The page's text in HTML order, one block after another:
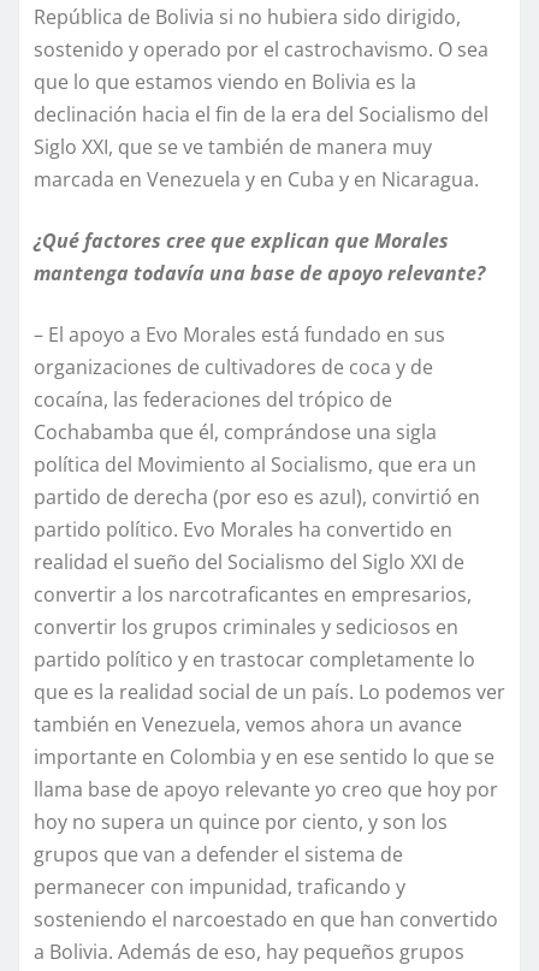
República de Bolivia si no hubiera sido dirigido,
sostenido y operado por el castrochavismo. O sea
que lo que estamos viendo en Bolivia es la
declinación hacia el fin de la era del Socialismo del
Siglo XXI, que se ve también de manera muy
marcada en Venezuela y en Cuba y en Nicaragua.
¿Qué factores cree que explican que Morales
mantenga todavía una base de apoyo relevante?
– El apoyo a Evo Morales está fundado en sus
organizaciones de cultivadores de coca y de
cocaína, las federaciones del trópico de
Cochabamba que él, comprándose una sigla
política del Movimiento al Socialismo, que era un
partido de derecha (por eso es azul), convirtió en
partido político. Evo Morales ha convertido en
realidad el sueño del Socialismo del Siglo XXI de
convertir a los narcotraficantes en empresarios,
convertir los grupos criminales y sediciosos en
partido político y en trastocar completamente lo
que es la realidad social de un país. Lo podemos ver
también en Venezuela, vemos ahora un avance
importante en Colombia y en ese sentido lo que se
llama base de apoyo relevante yo creo que hoy por
hoy no supera un quince por ciento, y son los
grupos que van a defender el sistema de
permanecer con impunidad, traficando y
sosteniendo el narcoestado en que han convertido
a Bolivia. Además de eso, hay pequeños grupos